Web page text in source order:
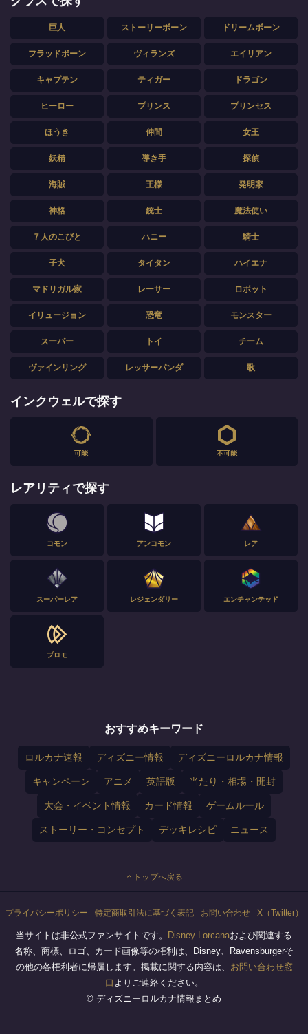
巨人 ストーリーボーン ドリームボーン
フラッドボーン ヴィランズ エイリアン
キャプテン ティガー ドラゴン
ヒーロー プリンス プリンセス
ほうき 仲間 女王
妖精 導き手 探偵
海賊 王様 発明家
神格 銃士 魔法使い
７人のこびと ハニー 騎士
子犬 タイタン ハイエナ
マドリガル家 レーサー ロボット
イリュージョン 恐竜 モンスター
スーパー トイ チーム
ヴァインリング レッサーパンダ 歌
インクウェルで探す
可能 不可能
レアリティで探す
コモン アンコモン レア
スーパーレア レジェンダリー エンチャンテッド
プロモ
おすすめキーワード
ロルカナ速報 ディズニー情報 ディズニーロルカナ情報
キャンペーン アニメ 英語版 当たり・相場・開封
大会・イベント情報 カード情報 ゲームルール
ストーリー・コンセプト デッキレシピ ニュース
トップへ戻る
プライバシーポリシー 特定商取引法に基づく表記 お問い合わせ X（Twitter）
当サイトは非公式ファンサイトです。 Disney Lorcanaおよび関連する
名称、商標、ロゴ、カード画像等の権利は、Disney、Ravensburgerそ
の他の各権利者に帰属します。掲載に関する内容は、 お問い合わせ窓
口 よりご連絡ください。
© ディズニーロルカナ情報まとめ